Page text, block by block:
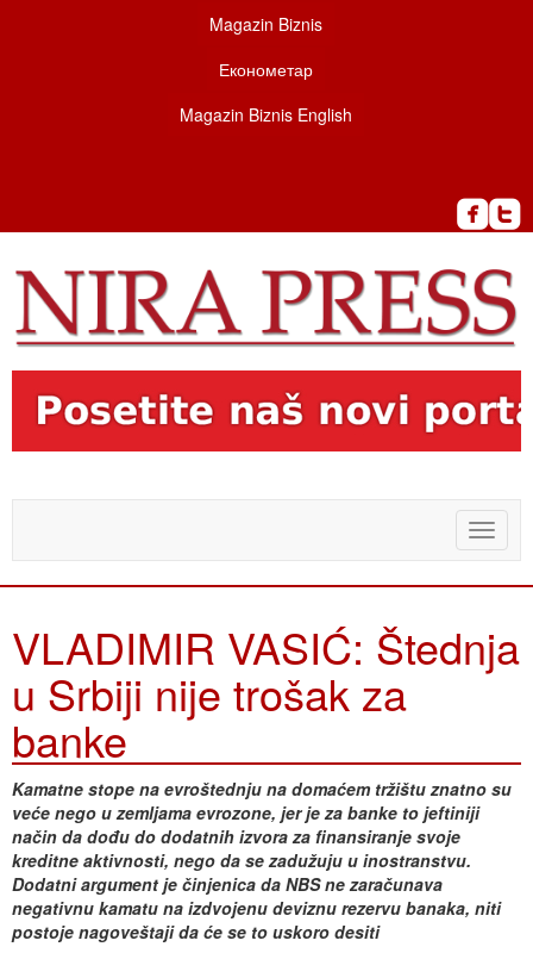
Magazin Biznis
Економетар
Magazin Biznis English
Toggle
VLADIMIR VASIĆ: Štednja
u Srbiji nije trošak za
banke
Kamatne stope na evroštednju na domaćem tržištu znatno su
veće nego u zemljama evrozone, jer je za banke to jeftiniji
način da dođu do dodatnih izvora za finansiranje svoje
kreditne aktivnosti, nego da se zadužuju u inostranstvu.
Dodatni argument je činjenica da NBS ne zaračunava
negativnu kamatu na izdvojenu deviznu rezervu banaka, niti
postoje nagoveštaji da će se to uskoro desiti